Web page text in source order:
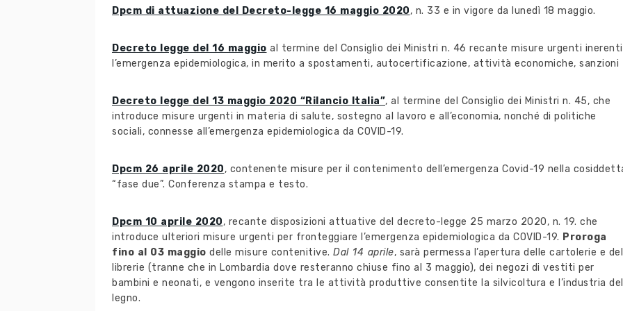
Dpcm di attuazione del Decreto-legge 16 maggio 2020, n. 33 e in vigore da lunedì 18 maggio.
Decreto legge del 16 maggio al termine del Consiglio dei Ministri n. 46 recante misure urgenti inerenti
l’emergenza epidemiologica, in merito a spostamenti, autocertificazione, attività economiche, sanzioni
Decreto legge del 13 maggio 2020 “Rilancio Italia”, al termine del Consiglio dei Ministri n. 45, che
introduce misure urgenti in materia di salute, sostegno al lavoro e all’economia, nonché di politiche
sociali, connesse all’emergenza epidemiologica da COVID-19.
Dpcm 26 aprile 2020, contenente misure per il contenimento dell’emergenza Covid-19 nella
“fase due”. Conferenza stampa e testo.
Dpcm 10 aprile 2020, recante disposizioni attuative del decreto-legge 25 marzo 2020, n. 19. che
introduce ulteriori misure urgenti per fronteggiare l’emergenza epidemiologica da COVID-19. Proroga
fino al 03 maggio delle misure contenitive. Dal 14 aprile, sarà permessa l’apertura delle cartolerie e
librerie (tranne che in Lombardia dove resteranno chiuse fino al 3 maggio), dei negozi di vestiti per
bambini e neonati, e vengono inserite tra le attività produttive consentite la silvicoltura e l’industria del
legno.